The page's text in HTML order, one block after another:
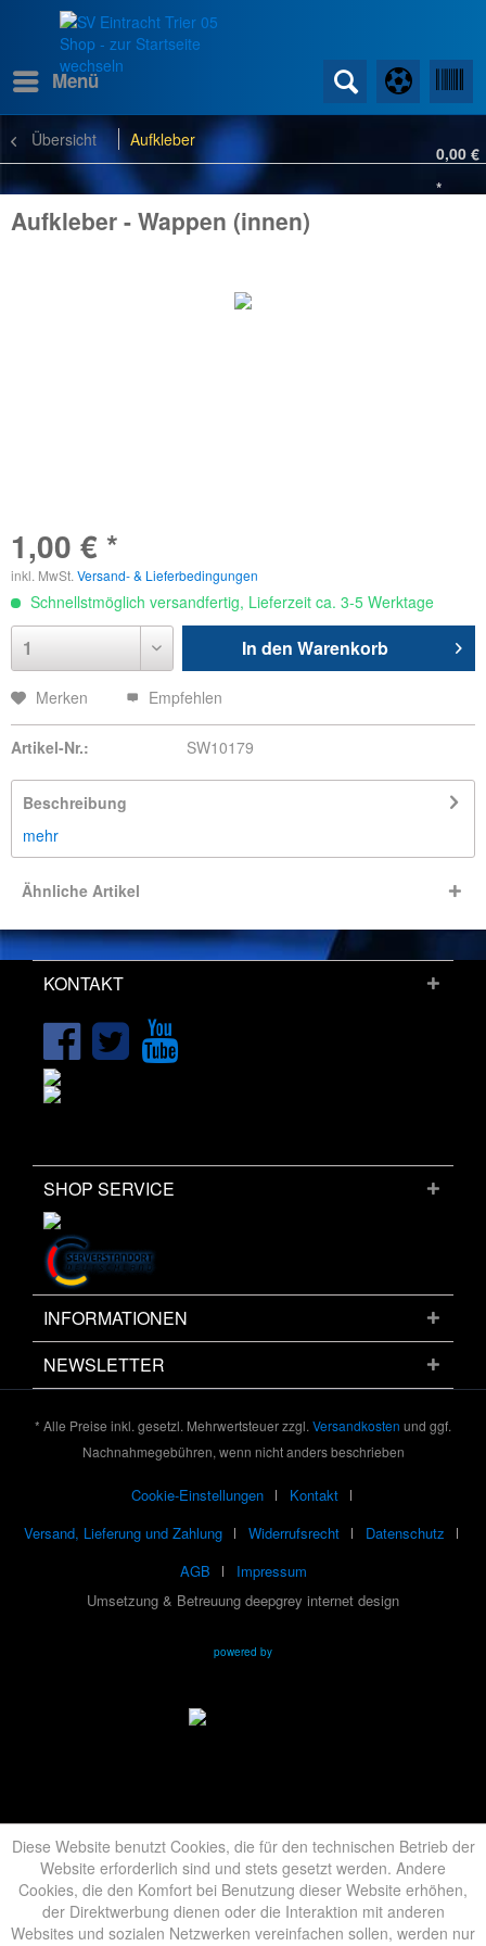
Menü
0,00 €
*
Übersicht Aufkleber
Aufkleber - Wappen (innen)
1,00 € *
inkl. MwSt. Versand- & Lieferbedingungen
Schnellstmöglich versandfertig, Lieferzeit ca. 3-5 Werktage
In den Warenkorb
Merken Empfehlen
Artikel-Nr.: SW10179
Beschreibung
mehr
Ähnliche Artikel
KONTAKT
SHOP SERVICE
INFORMATIONEN
NEWSLETTER
* Alle Preise inkl. gesetzl. Mehrwertsteuer zzgl. Versandkosten und ggf.
Nachnahmegebühren, wenn nicht anders beschrieben
Cookie-Einstellungen
Kontakt
Versand, Lieferung und Zahlung
Widerrufsrecht
Datenschutz
AGB
Impressum
Umsetzung & Betreuung deepgrey internet design
powered by
Diese Website benutzt Cookies, die für den technischen Betrieb der
Website erforderlich sind und stets gesetzt werden. Andere
Cookies, die den Komfort bei Benutzung dieser Website erhöhen,
der Direktwerbung dienen oder die Interaktion mit anderen
Websites und sozialen Netzwerken vereinfachen sollen, werden nur